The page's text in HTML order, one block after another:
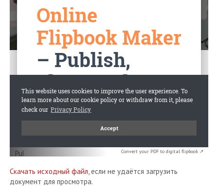
Convert your PDF to digital flipbook ↗
Скачать исходный файл, если не удаётся загрузить
документ для просмотра.